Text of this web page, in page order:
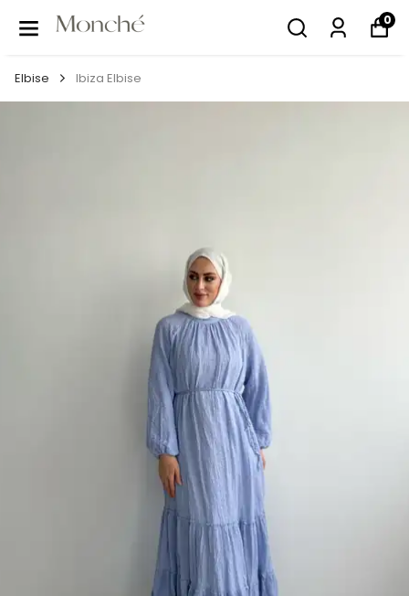
0
Elbise Ibiza Elbise